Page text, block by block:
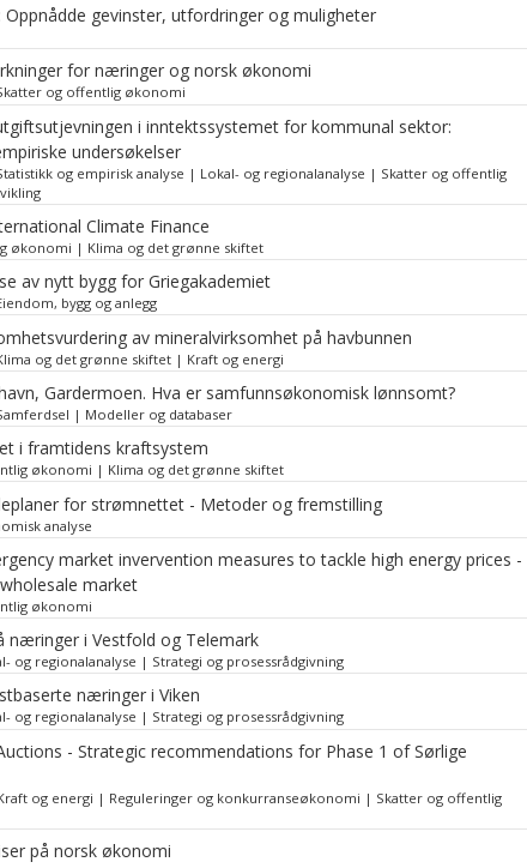
gevinster, utfordringer og muligheter
for næringer og norsk økonomi
og offentlig økonomi
i inntektssystemet for kommunal sektor:
undersøkelser
og empirisk analyse | Lokal- og regionalanalyse | Skatter og offentlig
Climate Finance
økonomi | Klima og det grønne skiftet
av nytt bygg for Griegakademiet
bygg og anlegg
av mineralvirksomhet på havbunnen
og det grønne skiftet | Kraft og energi
Gardermoen. Hva er samfunnsøkonomisk lønnsomt?
| Modeller og databaser
i framtidens kraftsystem
økonomi | Klima og det grønne skiftet
for strømnettet - Metoder og fremstilling
analyse
market invervention measures to tackle high energy prices -
market
økonomi
næringer i Vestfold og Telemark
og regionalanalyse | Strategi og prosessrådgivning
næringer i Viken
og regionalanalyse | Strategi og prosessrådgivning
- Strategic recommendations for Phase 1 of Sørlige
og energi | Reguleringer og konkurranseøkonomi | Skatter og offentlig
på norsk økonomi